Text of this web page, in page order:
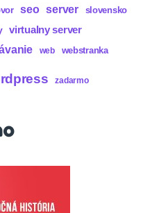
seo server slovensko
virtualny server
web webstranka
zadarmo